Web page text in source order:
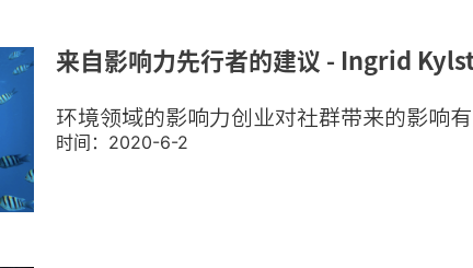
来自影响力先行者的建议 - Ingrid
环境领域的影响力创业对社群带来的影响有
时间：2020-6-2